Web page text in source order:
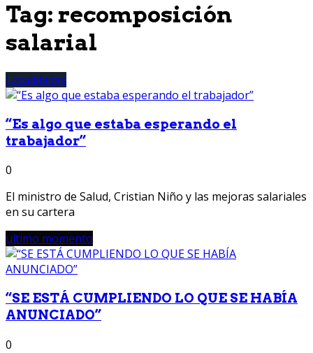
Tag: recomposición
salarial
Localidades
“Es algo que estaba esperando el
trabajador”
0
El ministro de Salud, Cristian Niño y las mejoras salariales
en su cartera
ultimo momento
“SE ESTÁ CUMPLIENDO LO QUE SE HABÍA
ANUNCIADO”
0